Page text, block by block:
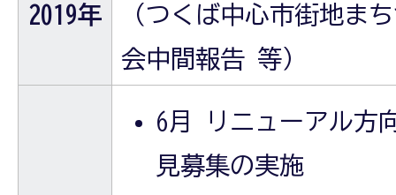
2019年
（つくば中心市街地ま
会中間報告 等）
6月 リニューアル方
見募集の実施